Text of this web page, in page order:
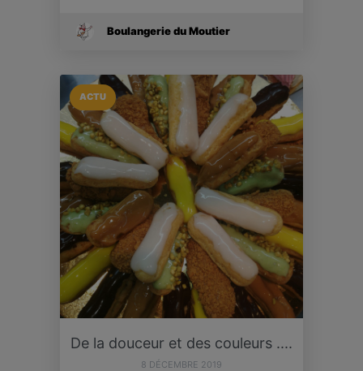
Boulangerie du Moutier
ACTU
De la douceur et des couleurs ....
8 DÉCEMBRE 2019